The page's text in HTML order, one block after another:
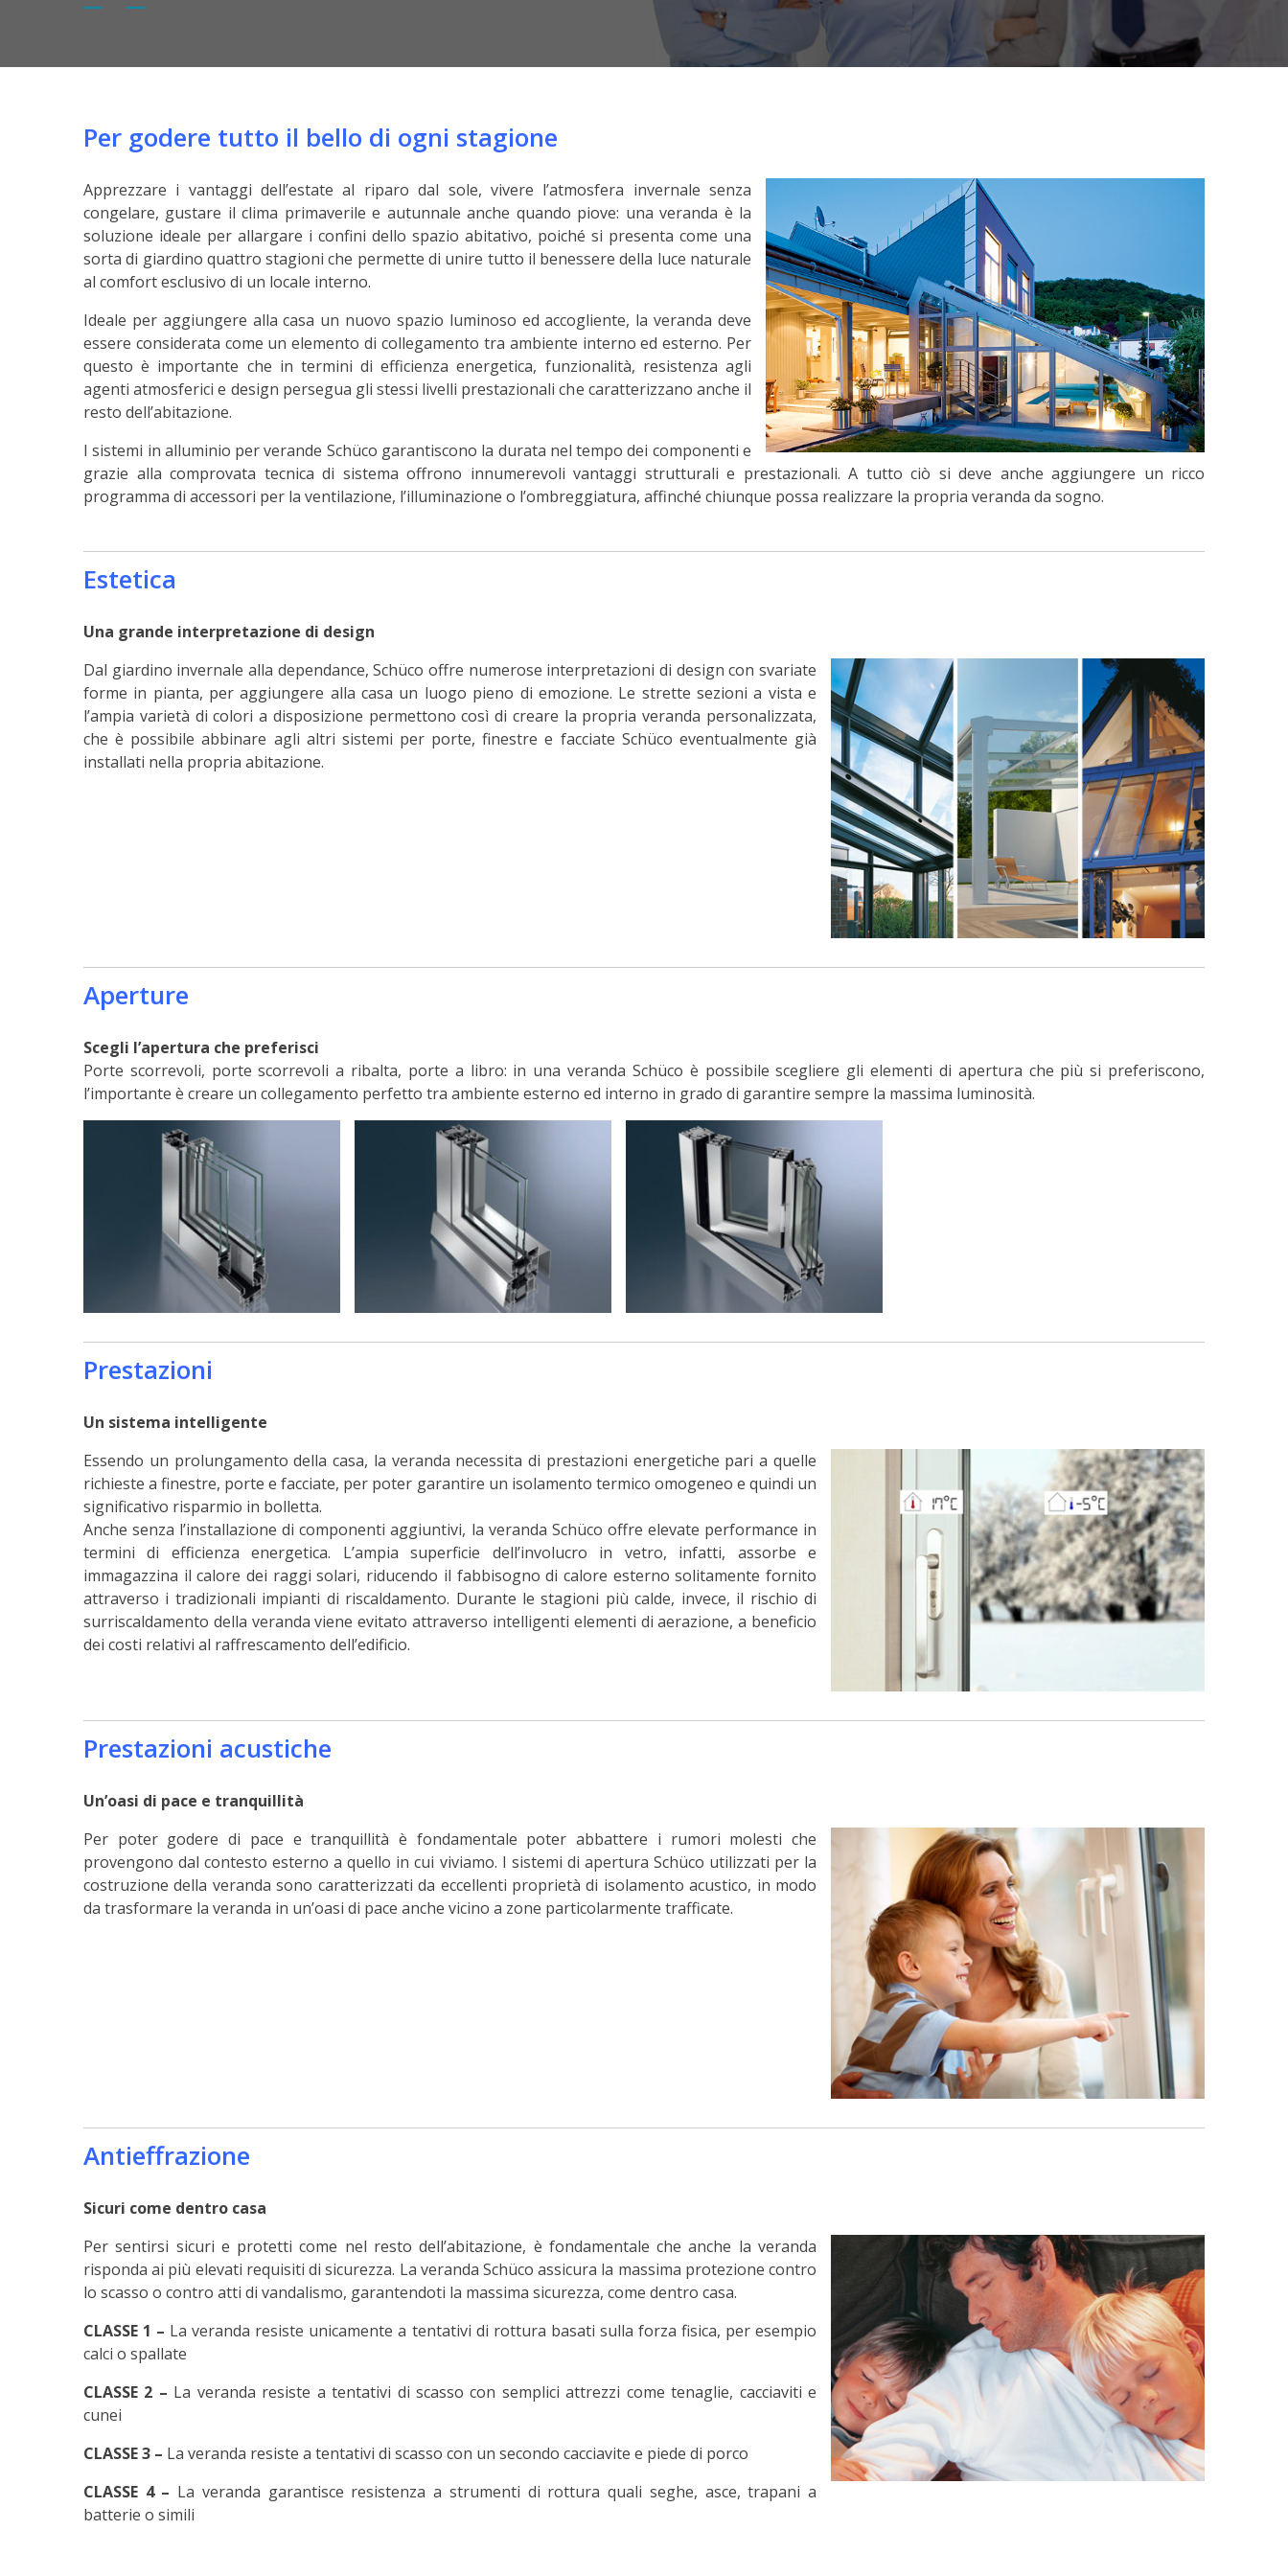
Per godere tutto il bello di ogni stagione
Apprezzare i vantaggi dell’estate al riparo dal sole, vivere l’atmosfera invernale senza
congelare, gustare il clima primaverile e autunnale anche quando piove: una veranda è la
soluzione ideale per allargare i confini dello spazio abitativo, poiché si presenta come una
sorta di giardino quattro stagioni che permette di unire tutto il benessere della luce naturale
al comfort esclusivo di un locale interno.
Ideale per aggiungere alla casa un nuovo spazio luminoso ed accogliente, la veranda deve
essere considerata come un elemento di collegamento tra ambiente interno ed esterno. Per
questo è importante che in termini di efficienza energetica, funzionalità, resistenza agli
agenti atmosferici e design persegua gli stessi livelli prestazionali che caratterizzano anche il
resto dell’abitazione.
I sistemi in alluminio per verande Schüco garantiscono la durata nel tempo dei componenti e
grazie alla comprovata tecnica di sistema offrono innumerevoli vantaggi strutturali e prestazionali. A tutto ciò si deve anche aggiungere un ricco
programma di accessori per la ventilazione, l’illuminazione o l’ombreggiatura, affinché chiunque possa realizzare la propria veranda da sogno.
Estetica
Una grande interpretazione di design
Dal giardino invernale alla dependance, Schüco offre numerose interpretazioni di design con svariate
forme in pianta, per aggiungere alla casa un luogo pieno di emozione. Le strette sezioni a vista e
l’ampia varietà di colori a disposizione permettono così di creare la propria veranda personalizzata,
che è possibile abbinare agli altri sistemi per porte, finestre e facciate Schüco eventualmente già
installati nella propria abitazione.
Aperture
Scegli l’apertura che preferisci
Porte scorrevoli, porte scorrevoli a ribalta, porte a libro: in una veranda Schüco è possibile scegliere gli elementi di apertura che più si preferiscono,
l’importante è creare un collegamento perfetto tra ambiente esterno ed interno in grado di garantire sempre la massima luminosità.
Prestazioni
Un sistema intelligente
Essendo un prolungamento della casa, la veranda necessita di prestazioni energetiche pari a quelle
richieste a finestre, porte e facciate, per poter garantire un isolamento termico omogeneo e quindi un
significativo risparmio in bolletta.
Anche senza l’installazione di componenti aggiuntivi, la veranda Schüco offre elevate performance in
termini di efficienza energetica. L’ampia superficie dell’involucro in vetro, infatti, assorbe e
immagazzina il calore dei raggi solari, riducendo il fabbisogno di calore esterno solitamente fornito
attraverso i tradizionali impianti di riscaldamento. Durante le stagioni più calde, invece, il rischio di
surriscaldamento della veranda viene evitato attraverso intelligenti elementi di aerazione, a beneficio
dei costi relativi al raffrescamento dell’edificio.
Prestazioni acustiche
Un’oasi di pace e tranquillità
Per poter godere di pace e tranquillità è fondamentale poter abbattere i rumori molesti che
provengono dal contesto esterno a quello in cui viviamo. I sistemi di apertura Schüco utilizzati per la
costruzione della veranda sono caratterizzati da eccellenti proprietà di isolamento acustico, in modo
da trasformare la veranda in un’oasi di pace anche vicino a zone particolarmente trafficate.
Antieffrazione
Sicuri come dentro casa
Per sentirsi sicuri e protetti come nel resto dell’abitazione, è fondamentale che anche la veranda
risponda ai più elevati requisiti di sicurezza. La veranda Schüco assicura la massima protezione contro
lo scasso o contro atti di vandalismo, garantendoti la massima sicurezza, come dentro casa.
CLASSE 1 – La veranda resiste unicamente a tentativi di rottura basati sulla forza fisica, per esempio
calci o spallate
CLASSE 2 – La veranda resiste a tentativi di scasso con semplici attrezzi come tenaglie, cacciaviti e
cunei
CLASSE 3 – La veranda resiste a tentativi di scasso con un secondo cacciavite e piede di porco
CLASSE 4 – La veranda garantisce resistenza a strumenti di rottura quali seghe, asce, trapani a
batterie o simili